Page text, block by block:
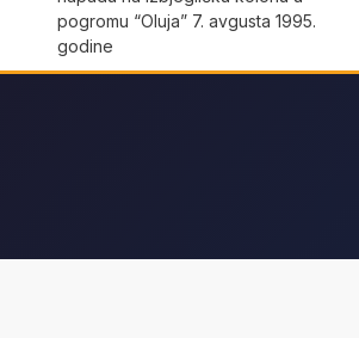
pogromu “Oluja” 7. avgusta 1995.
godine